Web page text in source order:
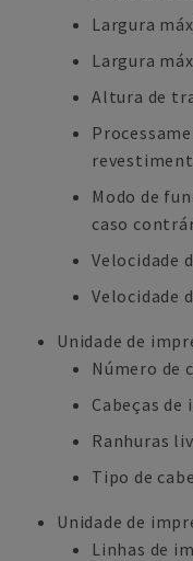
Largura
Largura
Altura de
Modo de
caso
Velocidade
Velocidade
Unidade de
Número de
Cabeças
Ranhuras
Tipo de
Unidade de
Linhas de